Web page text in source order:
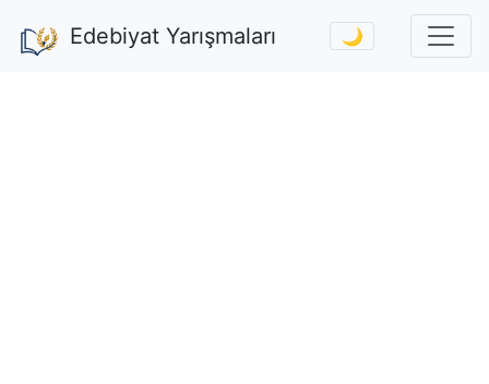
Edebiyat Yarışmaları 🌙